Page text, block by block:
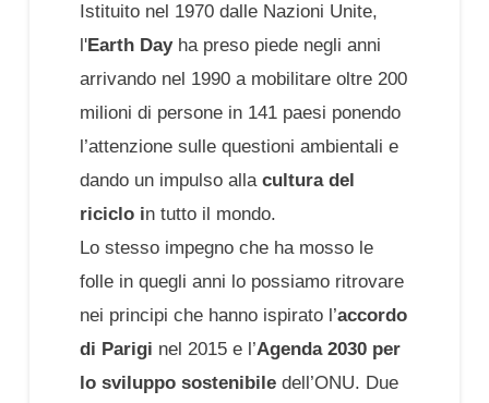
Istituito nel 1970 dalle Nazioni Unite,
l'Earth Dayha preso piede negli anni
arrivando nel 1990 a mobilitare oltre 200
milioni di persone in 141 paesi ponendo
l’attenzione sulle questioni ambientali e
dando un impulso alla cultura del
riciclo in tutto il mondo.
Lo stesso impegno che ha mosso le
folle in quegli anni lo possiamo ritrovare
nei principi che hanno ispirato l’accordo
di Parigi nel 2015 e l’Agenda 2030 per
lo sviluppo sostenibiledell’ONU. Due